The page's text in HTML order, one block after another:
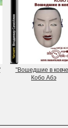
"Вошедшие в
Кобо Абэ